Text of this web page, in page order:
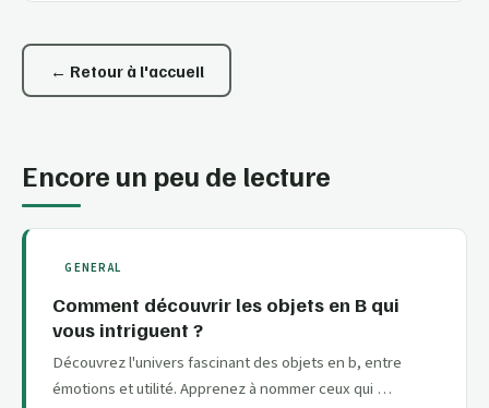
← Retour à l'accueil
Encore un peu de lecture
GENERAL
Comment découvrir les objets en B qui
vous intriguent ?
Découvrez l'univers fascinant des objets en b, entre
émotions et utilité. Apprenez à nommer ceux qui …